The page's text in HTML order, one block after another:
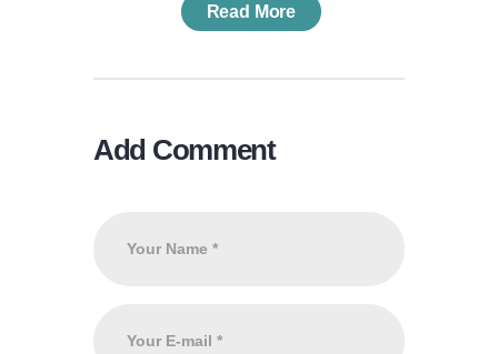
Read More
Add Comment